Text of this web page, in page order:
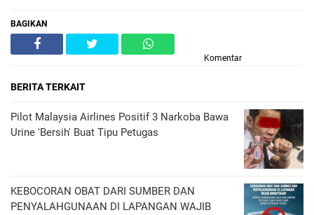
BAGIKAN
Komentar
BERITA TERKAIT
Pilot Malaysia Airlines Positif 3 Narkoba Bawa
Urine 'Bersih' Buat Tipu Petugas
KEBOCORAN OBAT DARI SUMBER DAN
PENYALAHGUNAAN DI LAPANGAN WAJIB